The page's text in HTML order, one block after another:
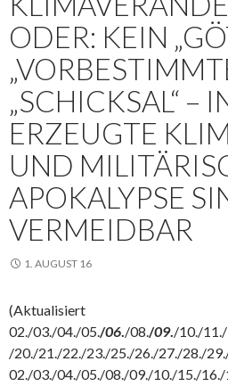
ODER: KEIN
„SCHICKSAL“ –
ERZEUGTE
UND
APOKALYPSE
VERMEIDBAR
1. AUGUST 16
(Aktualisiert
02./03./04./05./06./08./09./10./
/20./21./22./23./25./26./27./28./
02./03./04./05./08./09./10./15./